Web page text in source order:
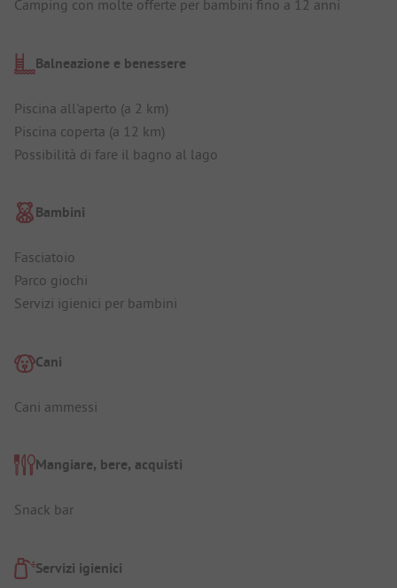
Camping con molte offerte per bambini fino a 12 anni
Balneazione e benessere
Piscina all'aperto (a 2 km)
Piscina coperta (a 12 km)
Possibilità di fare il bagno al lago
Bambini
Fasciatoio
Parco giochi
Servizi igienici per bambini
Cani
Cani ammessi
Mangiare, bere, acquisti
Snack bar
Servizi igienici